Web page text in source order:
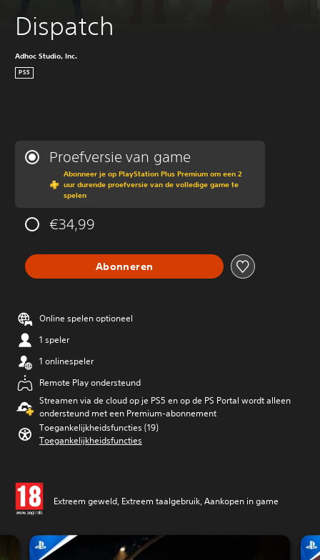
Dispatch
Adhoc Studio, Inc.
PS5
Proefversie van game
Abonneer je op PlayStation Plus Premium om een 2
uur durende proefversie van de volledige game te
spelen
€34,99
Abonneren
Online spelen optioneel
1 speler
1 onlinespeler
Remote Play ondersteund
Streamen via de cloud op je PS5 en op de PS Portal wordt alleen
ondersteund met een Premium-abonnement
Toegankelijkheidsfuncties (19)
Toegankelijkheidsfuncties
Extreem geweld, Extreem taalgebruik, Aankopen in game